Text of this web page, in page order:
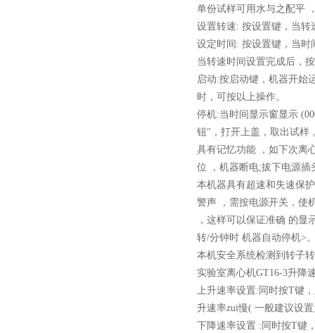
单份试样可用水与之配平
设置转速: 按设置键，当转
设定时间: 按设置键，当时
当转速时间设置完成后，
启动:按启动键，机器开始
时，可按以上操作。
停机:当时间显示窗显示
钮"，打开上盖，取出试样
具有记忆功能 ，如下次离
位 ，机器断电;拔下电源插
本机器具有超速和失速保
警声 ，需按电源开关，使
，这样可以保证准确 的显
转/分钟时 机器自动停机>
本机安全系统检测到转子
实验室离心机GT16-3升降
上升速率设置:同时按T键
升速率zui慢( 一般建议设
下降速率设置 :同时按T键